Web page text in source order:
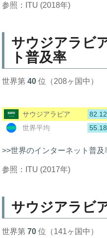
参照：ITU (2018年)
サウジアラビ
ト普及率
世界第40 位（208ヶ国中）
サウジアラビア
82.12
世界平均
55.18
>>世界のインターネット普
参照：ITU (2017年)
サウジアラビ
世界第70 位（141ヶ国中）